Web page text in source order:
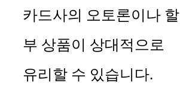
카드사의 오토론이나 할
부 상품이 상대적으로
유리할 수 있습니다.